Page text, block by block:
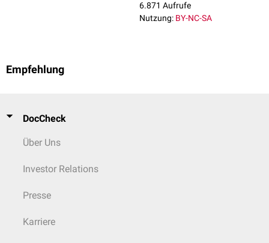
6.871 Aufrufe
Nutzung: BY-NC-SA
Empfehlung
DocCheck
Über Uns
Investor Relations
Presse
Karriere